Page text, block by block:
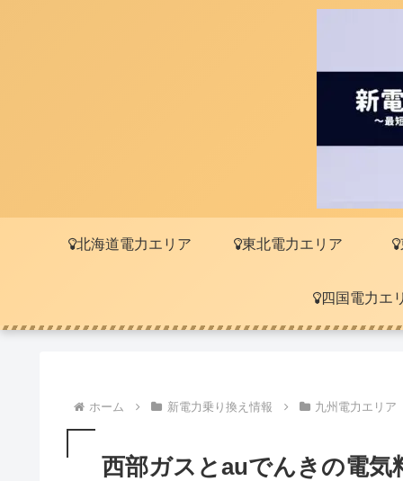
北海道電力エリア 東北電力エリア
四国電力エ
ホーム 新電力乗り換え情報 九州電力エリア
西部ガスとauでんきの電気